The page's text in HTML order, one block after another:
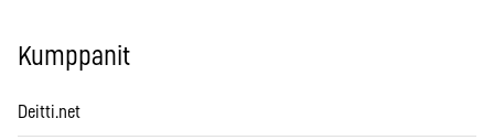
Kumppanit
Deitti.net